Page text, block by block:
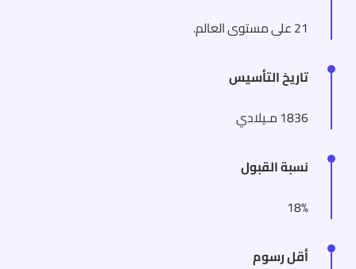
21 على مستوى العالم.
تاريخ التأسيس
1836 مـيلادي
نسبة القبول
18%
أقل رسوم